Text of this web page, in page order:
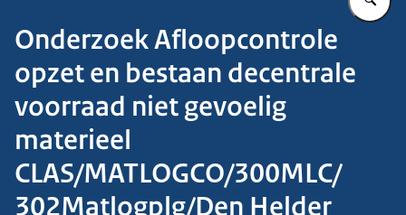
Onderzoek Afloopcontrole
opzet en bestaan decentrale
voorraad niet gevoelig
materieel
CLAS/MATLOGCO/300MLC/
302Matlogplg/Den Helder